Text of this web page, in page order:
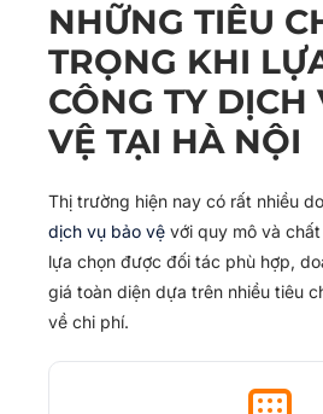
NHỮNG TIÊU
TRỌNG KHI
CÔNG TY DỊCH
VỆ TẠI HÀ NỘI
Thị trường hiện nay có rất nhiều
dịch vụ bảo vệ với quy mô và
lựa chọn được đối tác phù hợp,
giá toàn diện dựa trên nhiều tiêu
về chi phí.